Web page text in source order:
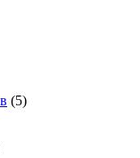
(5)